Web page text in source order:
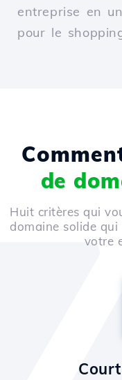
entreprise en
pour le
de
Huit critères qui
domaine solide
votre